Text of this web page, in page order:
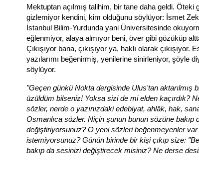
Mektuptan açılmış talihim, bir tane daha geldi. Öteki
gizlemiyor kendini, kim olduğunu söylüyor: İsmet
İstanbul Bilim-Yurdunda yani Üniversitesinde
eğlenmiyor, alaya almıyor beni, över gibi gözüküp
Çıkışıyor bana, çıkışıyor ya, haklı olarak çıkışıyor.
yazılarımı beğenirmiş, yenilerine sinirleniyor, şöyle
söylüyor.
"Geçen günkü Nokta dergisinde Ulus'tan aktarılmış
üzüldüm bilseniz! Yoksa sizi de mi elden kaçırdık?
sözler, nerde o yazınızdaki edebiyat, ahlâk, hak,
Osmanlıca sözler. Niçin şunun bunun sözüne bakıp
değiştiriyorsunuz? O yeni sözleri beğenmeyenler
istemiyorsunuz? Günün birinde bir kişi çıkıp size:
bakıp da sesinizi değiştirecek misiniz? Ne derse